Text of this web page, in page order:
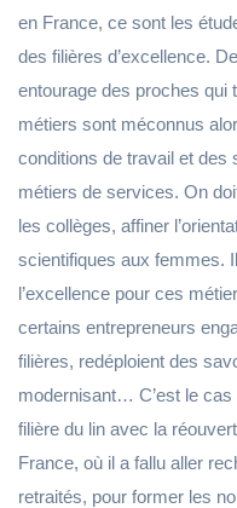
en France, ce sont les
des filières d’excellence.
entourage des proches qui
métiers sont méconnus
conditions de travail et des
métiers de services. On
les collèges, affiner
scientifiques aux femmes.
l’excellence pour ces
certains entrepreneurs
filières, redéploient des
modernisant… C’est le cas
filière du lin avec la
France, où il a fallu aller
retraités, pour former les